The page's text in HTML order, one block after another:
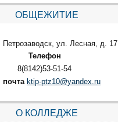
ОБЩЕЖИТИЕ
Петрозаводск, ул. Лесная, д. 17
Телефон
8(8142)53-51-54
почта ktip-ptz10@yandex.ru
О КОЛЛЕДЖЕ